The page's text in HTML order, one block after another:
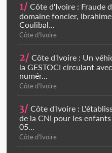
1/ Côte d'Ivoire : Fraude
domaine foncier, Ibrahime
Coulibal...
Côte d'Ivoire
2/ Côte d'Ivoire : Un
la GESTOCI circulant
numér...
Côte d'Ivoire
3/ Côte d'Ivoire :
de la CNI pour les
05...
Côte d'Ivoire